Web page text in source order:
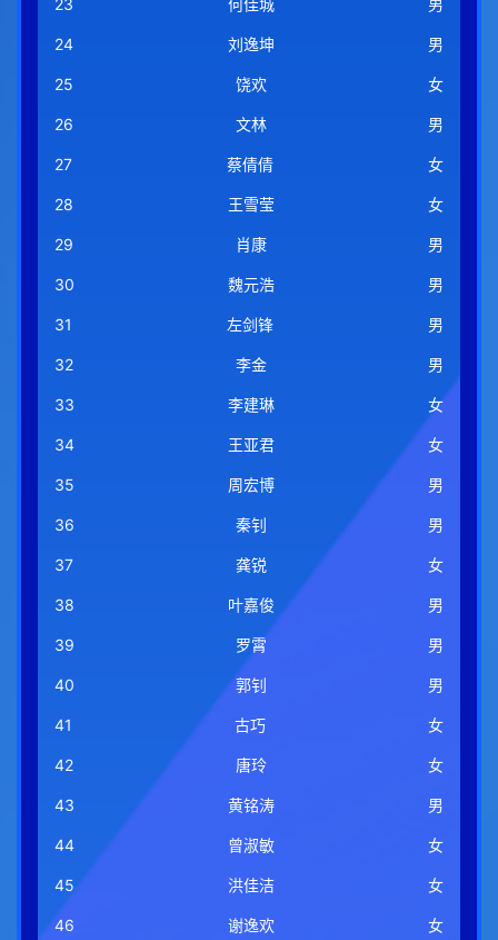
23 何佳城 男
24 刘逸坤 男
25 饶欢 女
26 文林 男
27 蔡倩倩 女
28 王雪莹 女
29 肖康 男
30 魏元浩 男
31 左剑锋 男
32 李金 男
33 李建琳 女
34 王亚君 女
35 周宏博 男
36 秦钊 男
37 龚锐 女
38 叶嘉俊 男
39 罗霄 男
40 郭钊 男
41 古巧 女
42 唐玲 女
43 黄铭涛 男
44 曾淑敏 女
45 洪佳洁 女
46 谢逸欢 女